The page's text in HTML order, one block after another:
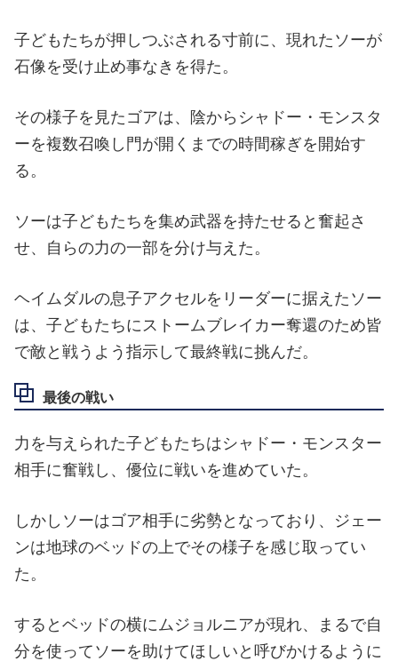
子どもたちが押しつぶされる寸前に、現れたソーが
石像を受け止め事なきを得た。
その様子を見たゴアは、陰からシャドー・モンスタ
ーを複数召喚し門が開くまでの時間稼ぎを開始す
る。
ソーは子どもたちを集め武器を持たせると奮起さ
せ、自らの力の一部を分け与えた。
ヘイムダルの息子アクセルをリーダーに据えたソー
は、子どもたちにストームブレイカー奪還のため皆
で敵と戦うよう指示して最終戦に挑んだ。
最後の戦い
力を与えられた子どもたちはシャドー・モンスター
相手に奮戦し、優位に戦いを進めていた。
しかしソーはゴア相手に劣勢となっており、ジェー
ンは地球のベッドの上でその様子を感じ取ってい
た。
するとベッドの横にムジョルニアが現れ、まるで自
分を使ってソーを助けてほしいと呼びかけるように